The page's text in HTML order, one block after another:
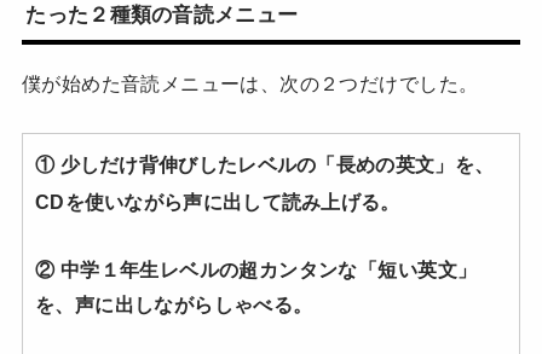
たった２種類の音読メニュー
僕が始めた音読メニューは、次の２つだけでした。
① 少しだけ背伸びしたレベルの「長めの英文」を、
CDを使いながら声に出して読み上げる。
② 中学１年生レベルの超カンタンな「短い英文」
を、声に出しながらしゃべる。